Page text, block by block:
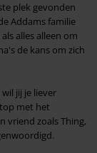
plek gevonden
Addams familie
alles alleen om
de kans om zich
jij je liever
met het
vriend zoals Thing,